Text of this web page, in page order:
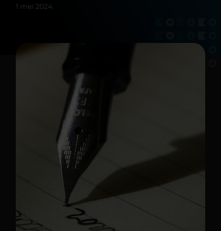
1 mei 2024